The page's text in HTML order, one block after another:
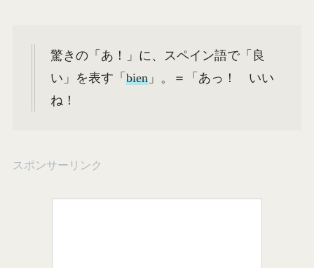
驚きの「あ！」に、スペイン語で「良
い」を表す「 bien」。＝「あっ！ いい
ね！
スポンサーリンク